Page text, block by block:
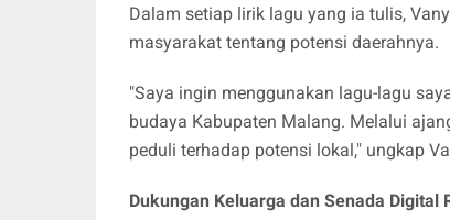
Dalam setiap lirik lagu yang ia tulis,
masyarakat tentang potensi daerahnya.
"Saya ingin menggunakan lagu-lagu
budaya Kabupaten Malang. Melalui
peduli terhadap potensi lokal," ungkap
Dukungan Keluarga dan Senada Digital